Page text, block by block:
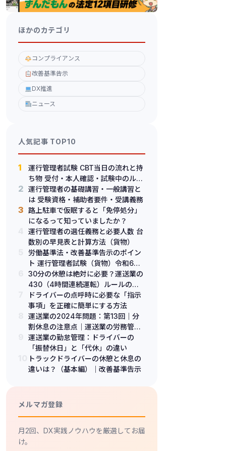
ほかのカテゴリ
コンプライアンス
改善基準告示
DX推進
ニュース
人気記事 TOP10
1
運行管理者試験 CBT当日の流れと持
ち物 受付・本人確認・試験中のルー
ル
2 運行管理者の基礎講習・一般講習と
は 受験資格・補助者要件・受講義務
3
路上駐車で仮眠すると「免停処分」
になるって知っていましたか？
運行管理者の選任義務と必要人数 台
数別の早見表と計算方法（貨物）
労働基準法・改善基準告示のポイン
ト 運行管理者試験（貨物）令和6年
改正対応
30分の休憩は絶対に必要？運送業の
430（4時間連続運転）ルールの解
説：2024年改正！（更新版）
ドライバーの点呼時に必要な「指示
事項」を正確に簡単にする方法
運送業の2024年問題：第13回｜分
割休息の注意点｜運送業の労務管理
における重要ポイント（改訂版）
運送業の勤怠管理：ドライバーの
「振替休日」と「代休」の違い
トラックドライバーの休憩と休息の
違いは？（基本編）｜改善基準告示
メルマガ登録
月2回、DX実践ノウハウを厳選してお届
け。